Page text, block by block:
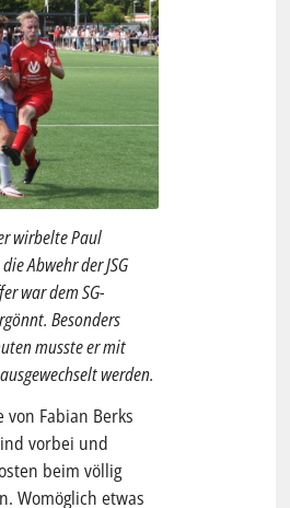
wirbelte Paul
Abwehr der JSG
war dem SG-
Besonders
musste er mit
werden.
von Fabian Berks
vorbei und
beim völlig
Womöglich etwas